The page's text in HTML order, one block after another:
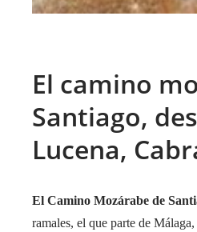
El camino
Santiago,
Lucena,
El Camino Mozárabe de
ramales, el que parte de